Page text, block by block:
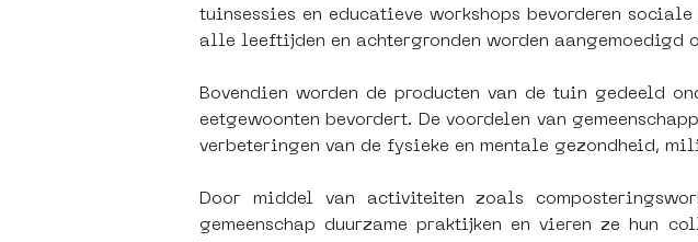
tuinsessies en educatieve workshops bevorderen
alle leeftijden en achtergronden worden aangemoedigd
Bovendien worden de producten van de tuin gedeeld
eetgewoonten bevordert. De voordelen van
verbeteringen van de fysieke en mentale gezondheid,
Door middel van activiteiten zoals
gemeenschap duurzame praktijken en vieren ze hun